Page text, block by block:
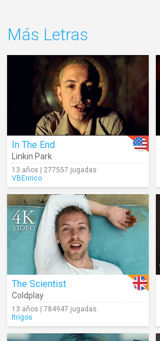
Más Letras
In The End
Linkin Park
13 años | 277557 jugadas
VBEnrico
The Scientist
Coldplay
13 años | 784947 jugadas
ltrigos